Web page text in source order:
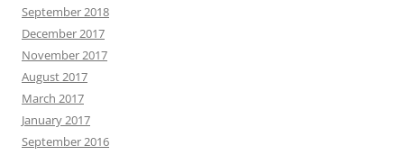
September 2018
December 2017
November 2017
August 2017
March 2017
January 2017
September 2016